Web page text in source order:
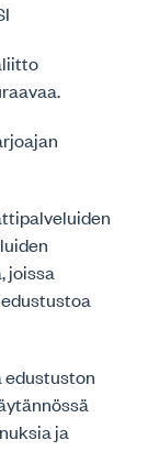
joissa
edustuston
ja